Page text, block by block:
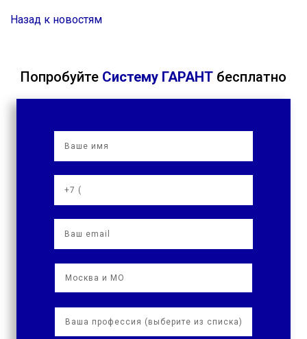
Назад к новостям
Попробуйте Систему ГАРАНТ бесплатно